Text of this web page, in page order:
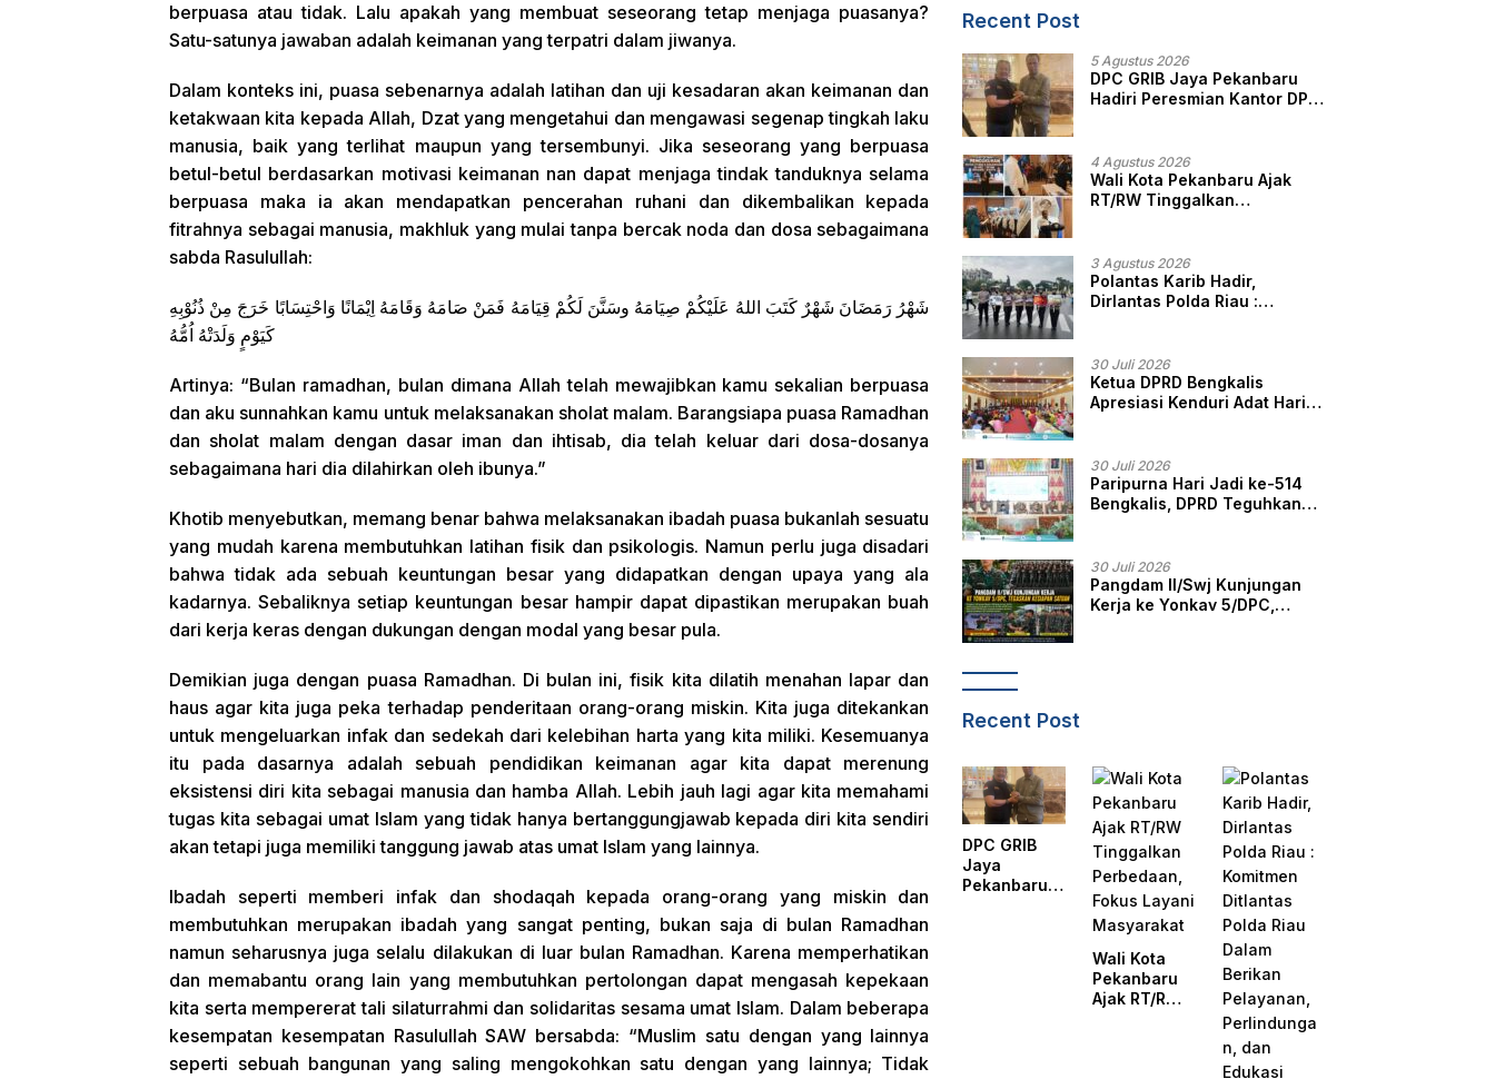
berpuasa atau tidak. Lalu apakah yang membuat seseorang tetap menjaga puasanya?
Satu-satunya jawaban adalah keimanan yang terpatri dalam jiwanya.
Dalam konteks ini, puasa sebenarnya adalah latihan dan uji kesadaran akan keimanan dan
ketakwaan kita kepada Allah, Dzat yang mengetahui dan mengawasi segenap tingkah laku
manusia, baik yang terlihat maupun yang tersembunyi. Jika seseorang yang berpuasa
betul-betul berdasarkan motivasi keimanan nan dapat menjaga tindak tanduknya selama
berpuasa maka ia akan mendapatkan pencerahan ruhani dan dikembalikan kepada
fitrahnya sebagai manusia, makhluk yang mulai tanpa bercak noda dan dosa sebagaimana
sabda Rasulullah:
شَهْرُ رَمَضَانَ شَهْرٌ كَتَبَ اللهُ عَلَيْكُمْ صِيَامَهُ وسَنَّنَ لَكُمْ قِيَامَهُ فَمَنْ صَامَهُ وَقَامَهُ اِيْمَانًا وَاحْتِسَابًا خَرَجَ مِنْ ذُنُوْبِهِ
كَيَوْمٍ وَلَدَتْهُ اُمُّهُ
Artinya: “Bulan ramadhan, bulan dimana Allah telah mewajibkan kamu sekalian berpuasa
dan aku sunnahkan kamu untuk melaksanakan sholat malam. Barangsiapa puasa Ramadhan
dan sholat malam dengan dasar iman dan ihtisab, dia telah keluar dari dosa-dosanya
sebagaimana hari dia dilahirkan oleh ibunya.”
Khotib menyebutkan, memang benar bahwa melaksanakan ibadah puasa bukanlah sesuatu
yang mudah karena membutuhkan latihan fisik dan psikologis. Namun perlu juga disadari
bahwa tidak ada sebuah keuntungan besar yang didapatkan dengan upaya yang ala
kadarnya. Sebaliknya setiap keuntungan besar hampir dapat dipastikan merupakan buah
dari kerja keras dengan dukungan dengan modal yang besar pula.
Demikian juga dengan puasa Ramadhan. Di bulan ini, fisik kita dilatih menahan lapar dan
haus agar kita juga peka terhadap penderitaan orang-orang miskin. Kita juga ditekankan
untuk mengeluarkan infak dan sedekah dari kelebihan harta yang kita miliki. Kesemuanya
itu pada dasarnya adalah sebuah pendidikan keimanan agar kita dapat merenung
eksistensi diri kita sebagai manusia dan hamba Allah. Lebih jauh lagi agar kita memahami
tugas kita sebagai umat Islam yang tidak hanya bertanggungjawab kepada diri kita sendiri
akan tetapi juga memiliki tanggung jawab atas umat Islam yang lainnya.
Ibadah seperti memberi infak dan shodaqah kepada orang-orang yang miskin dan
membutuhkan merupakan ibadah yang sangat penting, bukan saja di bulan Ramadhan
namun seharusnya juga selalu dilakukan di luar bulan Ramadhan. Karena memperhatikan
dan memabantu orang lain yang membutuhkan pertolongan dapat mengasah kepekaan
kita serta mempererat tali silaturrahmi dan solidaritas sesama umat Islam. Dalam beberapa
kesempatan kesempatan Rasulullah SAW bersabda: “Muslim satu dengan yang lainnya
seperti sebuah bangunan yang saling mengokohkan satu dengan yang lainnya; Tidak
Recent Post
5 Agustus 2026
DPC GRIB Jaya Pekanbaru
Hadiri Peresmian Kantor DPD
Pekanbaru
4 Agustus 2026
Wali Kota Pekanbaru Ajak
RT/RW Tinggalkan
3 Agustus 2026
Polantas Karib Hadir,
Dirlantas Polda Riau :
Pelayanan, Perlindungan,
dan Edukasi Kepada
Masyarakat
30 Juli 2026
Ketua DPRD Bengkalis
Apresiasi Kenduri Adat Hari
30 Juli 2026
Paripurna Hari Jadi ke-514
Bengkalis, DPRD Teguhkan
30 Juli 2026
Pangdam II/Swj Kunjungan
Kerja ke Yonkav 5/DPC,
Recent Post
DPC GRIB
Jaya
Pekanbaru
Wali Kota
Pekanbaru
Ajak RT/RW